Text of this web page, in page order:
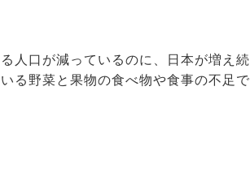
人口が減っているのに、日本が増え続
る野菜と果物の食べ物や食事の不足で